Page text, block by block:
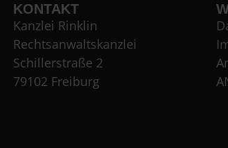
KONTAKT
Kanzlei Rinklin
Rechtsanwaltskanzlei
Schillerstraße 2
79102 Freiburg